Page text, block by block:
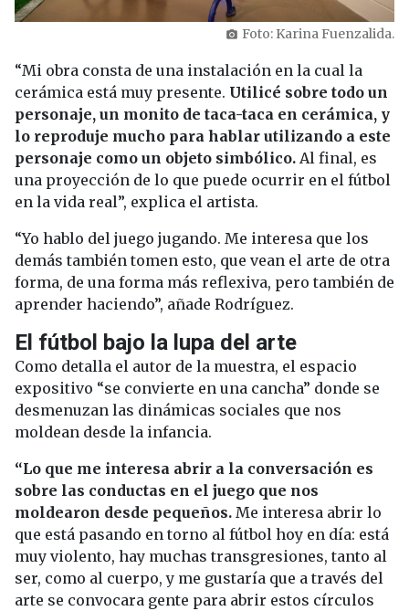
photo_camera Foto: Karina Fuenzalida.
“Mi obra consta de una instalación en la cual la
cerámica está muy presente. Utilicé sobre todo un
personaje, un monito de taca-taca en cerámica, y
lo reproduje mucho para hablar utilizando a este
personaje como un objeto simbólico. Al final, es
una proyección de lo que puede ocurrir en el fútbol
en la vida real”, explica el artista.
“Yo hablo del juego jugando. Me interesa que los
demás también tomen esto, que vean el arte de otra
forma, de una forma más reflexiva, pero también de
aprender haciendo”, añade Rodríguez.
El fútbol bajo la lupa del arte
Como detalla el autor de la muestra, el espacio
expositivo “se convierte en una cancha” donde se
desmenuzan las dinámicas sociales que nos
moldean desde la infancia.
“Lo que me interesa abrir a la conversación es
sobre las conductas en el juego que nos
moldearon desde pequeños. Me interesa abrir lo
que está pasando en torno al fútbol hoy en día: está
muy violento, hay muchas transgresiones, tanto al
ser, como al cuerpo, y me gustaría que a través del
arte se convocara gente para abrir estos círculos